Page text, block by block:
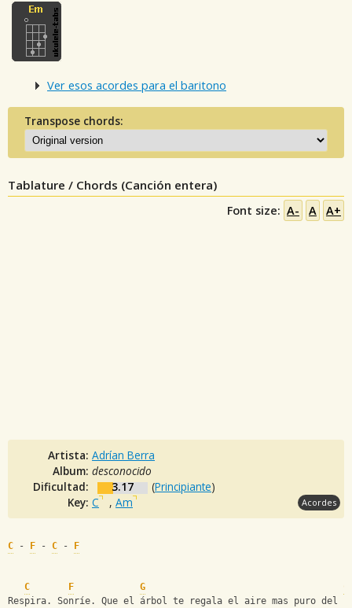
Ver esos acordes para el baritono
Transpose chords:
Tablature / Chords (Canción entera)
Font size: A- A A+
Artista: Adrían Berra
Album: desconocido
Dificultad:
3.17 (Principiante)
Key: C , Am Acordes
C - F - C - F
C F G
Respira. Sonríe. Que el árbol te regala el aire mas puro del